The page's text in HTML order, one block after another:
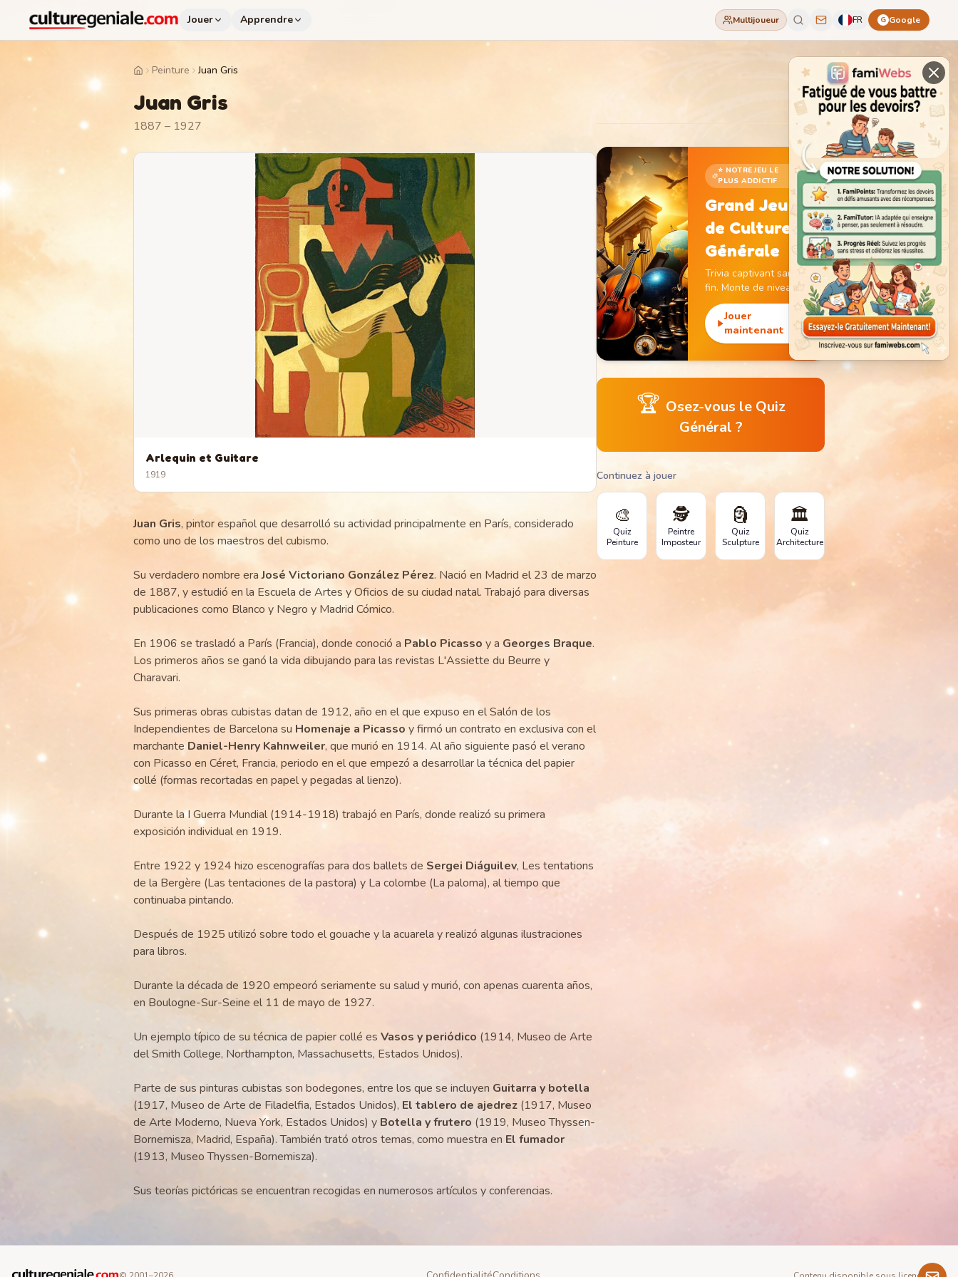
Jouer Apprendre Multijoueur FR G Google
HomePeinture Juan Gris
Juan Gris
1887 – 1927
Arlequin et Guitare
1919
Juan Gris, pintor español que desarrolló su actividad principalmente en París, considerado
como uno de los maestros del cubismo.
Su verdadero nombre eraJosé Victoriano González Pérez. Nació en Madrid el 23 de marzo
de 1887, y estudió en la Escuela de Artes y Oficios de su ciudad natal. Trabajó para diversas
publicaciones como Blanco y Negro y Madrid Cómico.
En 1906 se trasladó a París (Francia), donde conoció a Pablo Picasso y a Georges Braque.
Los primeros años se ganó la vida dibujando para las revistas L'Assiette du Beurre y
Charavari.
Sus primeras obras cubistas datan de 1912, año en el que expuso en el Salón de los
Independientes de Barcelona su Homenaje a Picasso y firmó un contrato en exclusiva con el
marchante Daniel-Henry Kahnweiler, que murió en 1914. Al año siguiente pasó el verano
con Picasso en Céret, Francia, periodo en el que empezó a desarrollar la técnica del papier
collé (formas recortadas en papel y pegadas al lienzo).
Durante la I Guerra Mundial (1914-1918) trabajó en París, donde realizó su primera
exposición individual en 1919.
Entre 1922 y 1924 hizo escenografías para dos ballets de Sergei Diáguilev, Les tentations
de la Bergère (Las tentaciones de la pastora) y La colombe (La paloma), al tiempo que
continuaba pintando.
Después de 1925 utilizó sobre todo el gouache y la acuarela y realizó algunas ilustraciones
para libros.
Durante la década de 1920 empeoró seriamente su salud y murió, con apenas cuarenta años,
en Boulogne-Sur-Seine el 11 de mayo de 1927.
Un ejemplo típico de su técnica de papier collé es Vasos y periódico (1914, Museo de Arte
del Smith College, Northampton, Massachusetts, Estados Unidos).
Parte de sus pinturas cubistas son bodegones, entre los que se incluyen Guitarra y botella
(1917, Museo de Arte de Filadelfia, Estados Unidos), El tablero de ajedrez(1917, Museo
de Arte Moderno, Nueva York, Estados Unidos) y Botella y frutero (1919, Museo Thyssen-
Bornemisza, Madrid, España). También trató otros temas, como muestra en El fumador
(1913, Museo Thyssen-Bornemisza).
Sus teorías pictóricas se encuentran recogidas en numerosos artículos y conferencias.
⭐ NOTRE JEU LE
PLUS ADDICTIF
Grand Jeu
de Culture
Générale
Trivia captivant sans
fin. Monte de niveau,
gagne des pièces et
débloque des
monuments
emblématiques.
Jouer
maintenant
🏆 Osez-vous le Quiz
Général ?
Continuez à jouer
🎨
Quiz
Peinture
🕵️
Peintre
Imposteur
🗿
Quiz
Sculpture
🏛️
Quiz
Architecture